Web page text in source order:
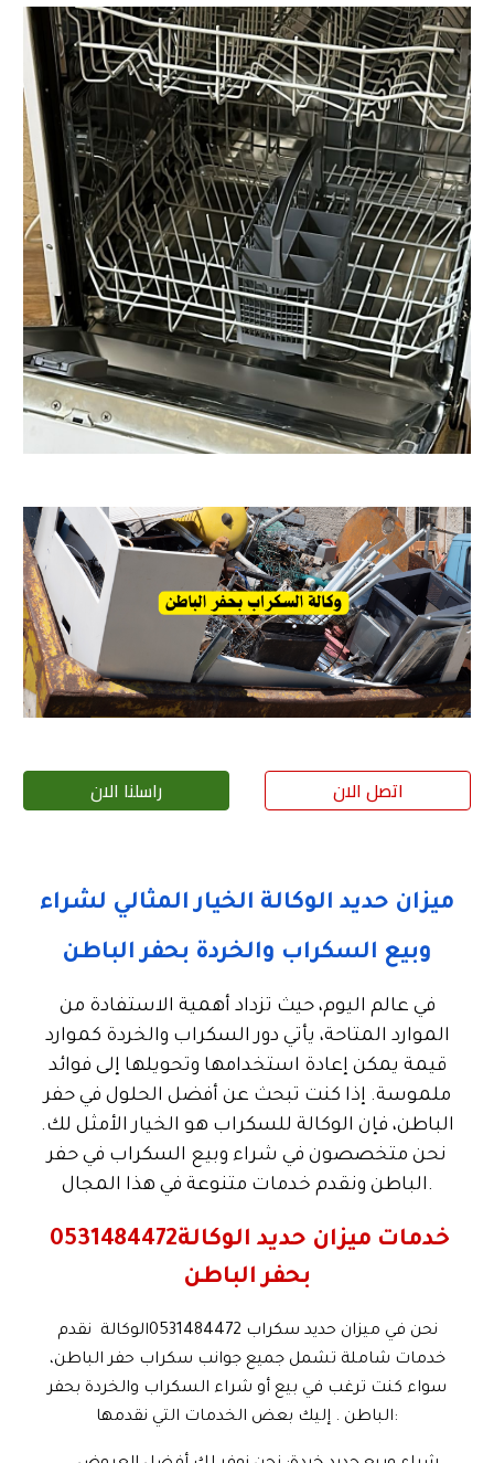
راسلنا الان اتصل الان
ميزان حديد الوكالة الخيار المثالي لشراء
وبيع السكراب والخردة بحفر الباطن
في عالم اليوم، حيث تزداد أهمية الاستفادة من
الموارد المتاحة، يأتي دور السكراب والخردة كموارد
قيمة يمكن إعادة استخدامها وتحويلها إلى فوائد
ملموسة. إذا كنت تبحث عن أفضل الحلول في حفر
الباطن، فإن الوكالة للسكراب هو الخيار الأمثل لك.
نحن متخصصون في شراء وبيع السكراب في حفر
الباطن ونقدم خدمات متنوعة في هذا المجال.
0531484472خدمات ميزان حديد الوكالة
بحفر الباطن
نحن في ميزان حديد سكراب
0531484472الوكالة نقدم
خدمات شاملة تشمل جميع جوانب سكراب حفر الباطن،
سواء كنت ترغب في بيع أو شراء السكراب والخردة بحفر
الباطن . إليك بعض الخدمات التي نقدمها: